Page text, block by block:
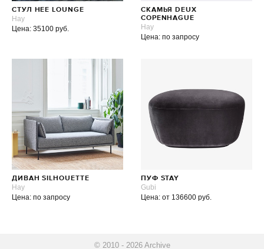
СТУЛ HEE LOUNGE
Hay
Цена: 35100 руб.
СКАМЬЯ DEUX
COPENHAGUE
Hay
Цена: по запросу
ДИВАН SILHOUETTE
Hay
Цена: по запросу
ПУФ STAY
Gubi
Цена: от 136600 руб.
© 2010 - 2026 Archive